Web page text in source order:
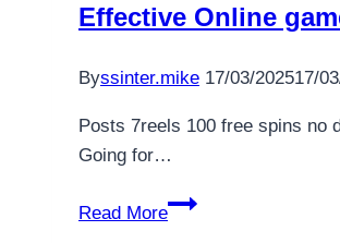
Effective Online
Byssinter.mike 17/03/202517/
Posts 7reels 100 free spins no
Going for…
Read More
Betway